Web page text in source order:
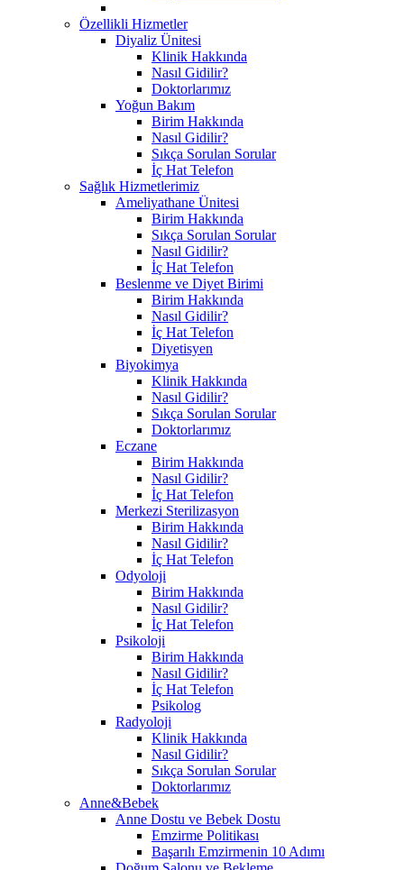
Özellikli Hizmetler
Diyaliz Ünitesi
Klinik Hakkında
Nasıl Gidilir?
Doktorlarımız
Yoğun Bakım
Birim Hakkında
Nasıl Gidilir?
Sıkça Sorulan Sorular
İç Hat Telefon
Sağlık Hizmetlerimiz
Ameliyathane Ünitesi
Birim Hakkında
Sıkça Sorulan Sorular
Nasıl Gidilir?
İç Hat Telefon
Beslenme ve Diyet Birimi
Birim Hakkında
Nasıl Gidilir?
İç Hat Telefon
Diyetisyen
Biyokimya
Klinik Hakkında
Nasıl Gidilir?
Sıkça Sorulan Sorular
Doktorlarımız
Eczane
Birim Hakkında
Nasıl Gidilir?
İç Hat Telefon
Merkezi Sterilizasyon
Birim Hakkında
Nasıl Gidilir?
İç Hat Telefon
Odyoloji
Birim Hakkında
Nasıl Gidilir?
İç Hat Telefon
Psikoloji
Birim Hakkında
Nasıl Gidilir?
İç Hat Telefon
Psikolog
Radyoloji
Klinik Hakkında
Nasıl Gidilir?
Sıkça Sorulan Sorular
Doktorlarımız
Anne&Bebek
Anne Dostu ve Bebek Dostu
Emzirme Politikası
Başarılı Emzirmenin 10 Adımı